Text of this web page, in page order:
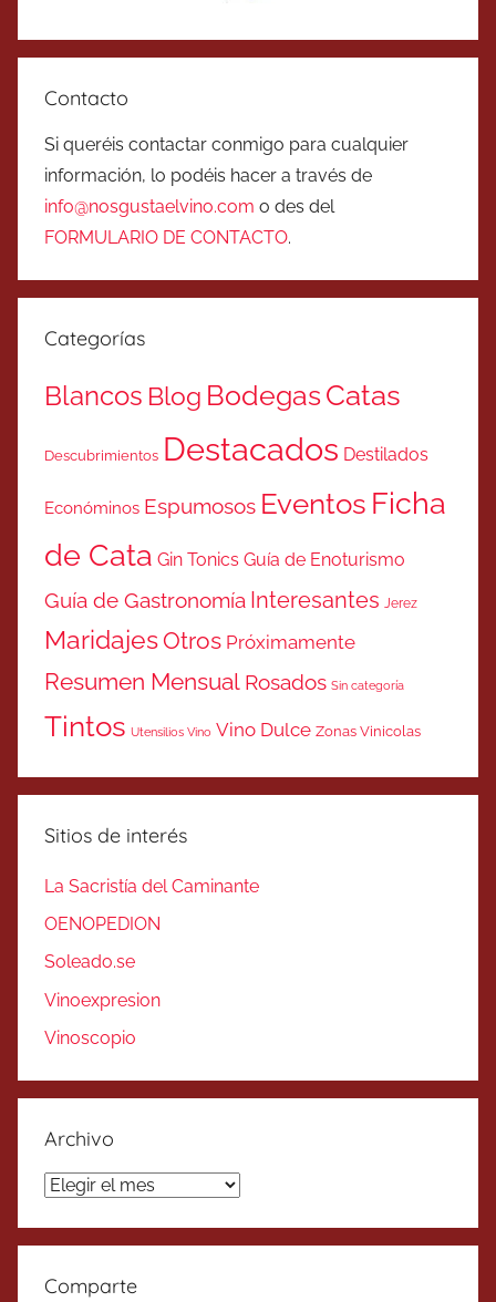
Contacto
Si queréis contactar conmigo para cualquier
información, lo podéis hacer a través de
info@nosgustaelvino.com o des del
FORMULARIO DE CONTACTO.
Categorías
Blancos Blog BodegasCatas
Descubrimientos Destacados Destilados
Económinos Espumosos Eventos Ficha
de Cata Gin Tonics Guía de Enoturismo
Guía de Gastronomía Interesantes Jerez
MaridajesOtros Próximamente
Resumen Mensual Rosados Sin categoría
Tintos Utensilios Vino Vino Dulce Zonas Vinicolas
Sitios de interés
La Sacristía del Caminante
OENOPEDION
Soleado.se
Vinoexpresion
Vinoscopio
Archivo
Archivo
Comparte